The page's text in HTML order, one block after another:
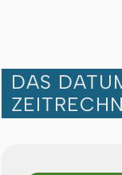
DAS